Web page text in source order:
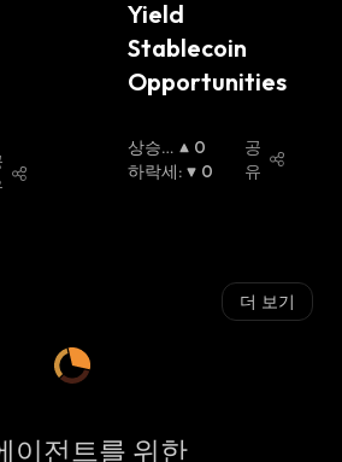
Yield
Stablecoin
Opportunities
상승
세:
0
하락세: 0
공
유
더 보기
이전트를 위한